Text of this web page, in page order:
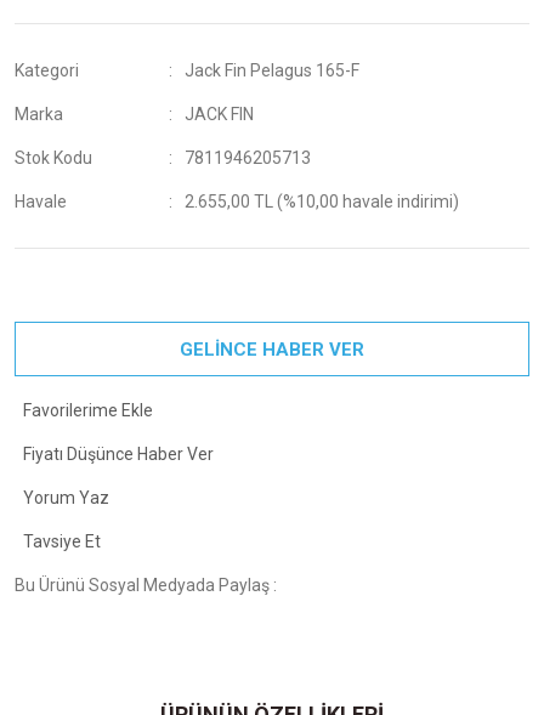
Kategori Jack Fin Pelagus 165-F
Marka JACK FIN
Stok Kodu 7811946205713
Havale 2.655,00 TL (%10,00 havale indirimi)
GELİNCE HABER VER
Fiyatı Düşünce Haber Ver
Yorum Yaz
Tavsiye Et
Bu Ürünü Sosyal Medyada Paylaş :